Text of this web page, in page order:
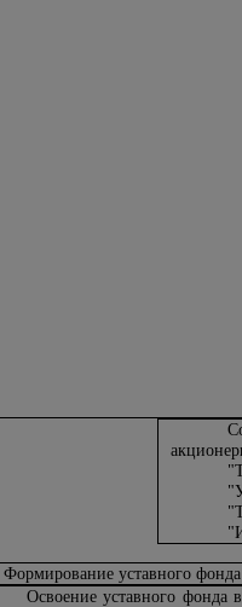
Формирование уставного
Освоение уставного фонда